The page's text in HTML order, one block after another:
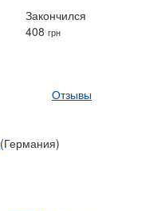
Закончился
408 грн
Отзывы
(Германия)